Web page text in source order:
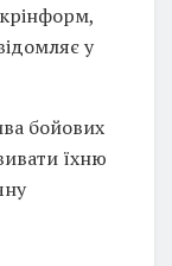
у
бойових
їхню